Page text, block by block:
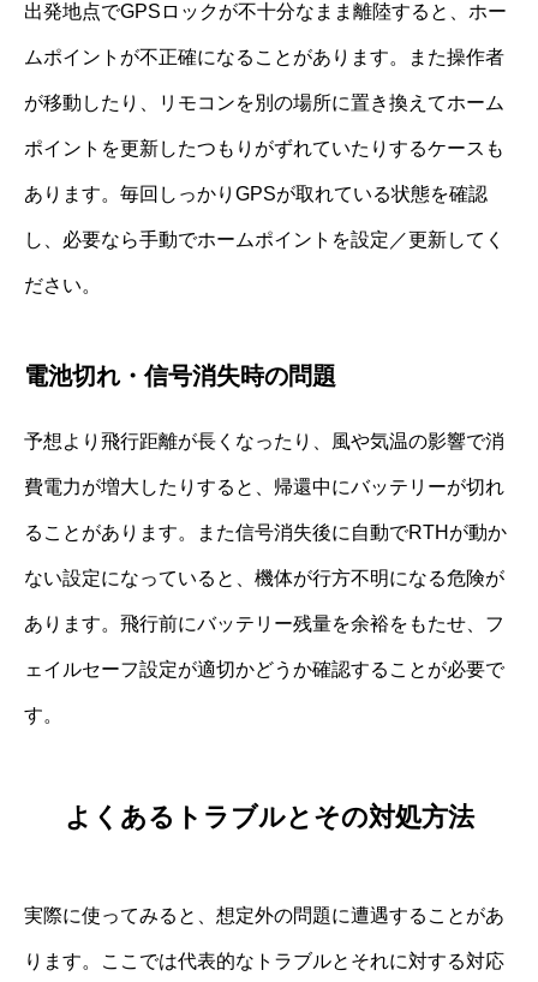
出発地点でGPSロックが不十分なまま離陸すると、ホー
ムポイントが不正確になることがあります。また操作者
が移動したり、リモコンを別の場所に置き換えてホーム
ポイントを更新したつもりがずれていたりするケースも
あります。毎回しっかりGPSが取れている状態を確認
し、必要なら手動でホームポイントを設定／更新してく
ださい。
電池切れ・信号消失時の問題
予想より飛行距離が長くなったり、風や気温の影響で消
費電力が増大したりすると、帰還中にバッテリーが切れ
ることがあります。また信号消失後に自動でRTHが動か
ない設定になっていると、機体が行方不明になる危険が
あります。飛行前にバッテリー残量を余裕をもたせ、フ
ェイルセーフ設定が適切かどうか確認することが必要で
す。
よくあるトラブルとその対処方法
実際に使ってみると、想定外の問題に遭遇することがあ
ります。ここでは代表的なトラブルとそれに対する対応